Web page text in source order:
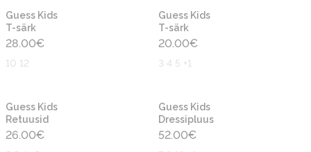
Guess Kids
T-särk
28.00€
10 12
Guess Kids
T-särk
20.00€
3 4 5 +1
Guess Kids
Retuusid
26.00€
Guess Kids
Dressipluus
52.00€